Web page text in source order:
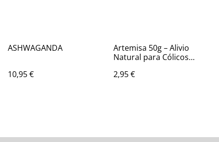
ASHWAGANDA
10,95 €
Artemisa 50g – Alivio
Natural para Cólicos
2,95 €